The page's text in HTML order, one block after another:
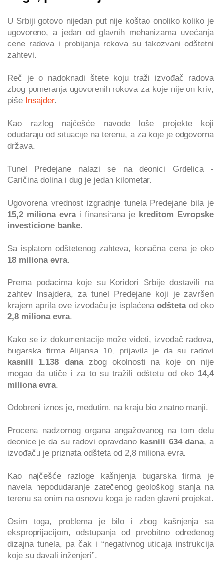
U Srbiji gotovo nijedan put nije koštao onoliko koliko je
ugovoreno, a jedan od glavnih mehanizama uvećanja
cene radova i probijanja rokova su takozvani odštetni
zahtevi.
Reč je o nadoknadi štete koju traži izvođač radova
zbog pomeranja ugovorenih rokova za koje nije on kriv,
piše
Insajder.
Kao razlog najčešće navode loše projekte koji
odudaraju od situacije na terenu, a za koje je odgovorna
država.
Tunel Predejane nalazi se na deonici Grdelica -
Caričina dolina i dug je jedan kilometar.
Ugovorena vrednost izgradnje tunela Predejane bila je
15,2 miliona evrai finansirana je kreditom Evropske
investicione banke.
Sa isplatom odštetenog zahteva, konačna cena je oko
18 miliona evra.
Prema podacima koje su Koridori Srbije dostavili na
zahtev Insajdera, za tunel Predejane koji je završen
krajem aprila ove izvođaču je isplaćena odštetaod oko
2,8 miliona evra.
Kako se iz dokumentacije može videti, izvođač radova,
bugarska firma Alijansa 10, prijavila je da su radovi
kasnili 1.138
danazbog okolnosti na koje on nije
mogao da utiče i za to su tražili odštetu od oko 14,4
miliona evra.
Odobreni iznos je, međutim, na kraju bio znatno manji.
Procena nadzornog organa angažovanog na tom delu
deonice je da su radovi opravdano kasnili 634 dana, a
izvođaču je priznata odšteta od 2,8 miliona evra.
Kao najčešće razloge kašnjenja bugarska firma je
navela nepodudaranje zatečenog geološkog stanja na
terenu sa onim na osnovu koga je rađen glavni projekat.
Osim toga, problema je bilo i zbog kašnjenja sa
eksproprijacijom, odstupanja od prvobitno određenog
dizajna tunela, pa čak i “negativnog uticaja instrukcija
koje su davali inženjeri”.